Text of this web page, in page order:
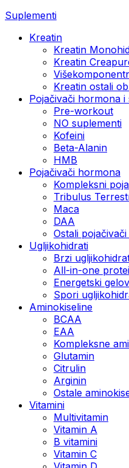
Suplementi
Kreatin
Kreatin
Kreatin
Kreatin ostali
Pojačivači hormona i
Pre-workout
NO suplementi
Kofeini
Beta-Alanin
HMB
Pojačivači hormona
Kompleksni
Tribulus
Maca
DAA
Ostali
Ugljikohidrati
Brzi
All-in-one
Energetski
Spori
Aminokiseline
BCAA
EAA
Kompleksne
Glutamin
Citrulin
Arginin
Ostale
Vitamini
Multivitamin
Vitamin A
B vitamini
Vitamin C